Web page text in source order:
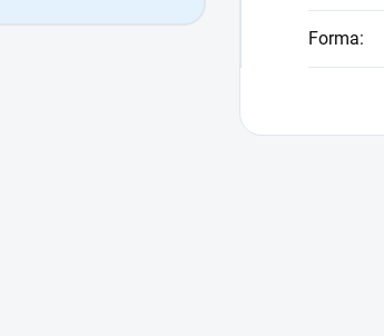
Forma: